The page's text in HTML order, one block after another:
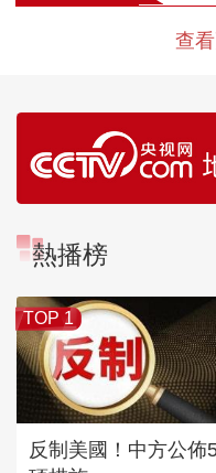
查
熱播榜
TOP 1
反制美國！中方公佈